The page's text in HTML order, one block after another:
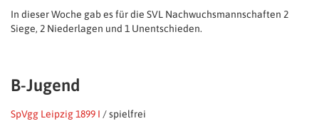
In dieser Woche gab es für die SVL Nachwuchsmannschaften 2
Siege, 2 Niederlagen und 1 Unentschieden.
B-Jugend
SpVgg Leipzig 1899 I / spielfrei